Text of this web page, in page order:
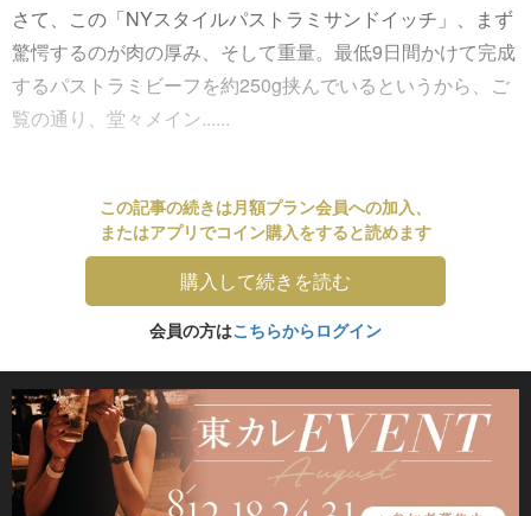
さて、この「NYスタイルパストラミサンドイッチ」、まず
驚愕するのが肉の厚み、そして重量。最低9日間かけて完成
するパストラミビーフを約250g挟んでいるというから、ご
覧の通り、堂々メイン......
この記事の続きは月額プラン会員への加入、
またはアプリでコイン購入をすると読めます
購入して続きを読む
会員の方はこちらからログイン